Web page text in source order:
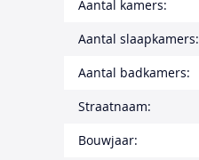
Aantal kamers:
Aantal slaapkamers:
Aantal badkamers:
Straatnaam:
Bouwjaar: